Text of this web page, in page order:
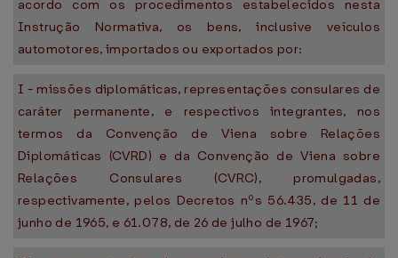
acordo com os procedimentos estabelecidos nesta
Instrução Normativa, os bens, inclusive veículos
automotores, importados ou exportados por:
I - missões diplomáticas, representações consulares de
caráter permanente, e respectivos integrantes, nos
termos da Convenção de Viena sobre Relações
Diplomáticas (CVRD) e da Convenção de Viena sobre
Relações Consulares (CVRC), promulgadas,
respectivamente, pelos Decretos nºs 56.435, de 11 de
junho de 1965, e 61.078, de 26 de julho de 1967;